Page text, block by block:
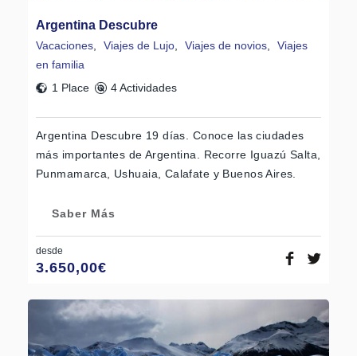
Argentina Descubre
Vacaciones Viajes de Lujo Viajes de novios
Viajes
en familia
1 Place
4 Actividades
Argentina Descubre 19 días. Conoce las ciudades
más importantes de Argentina. Recorre Iguazú Salta,
Punmamarca, Ushuaia, Calafate y Buenos Aires.
Saber Más
desde
3.650,00€